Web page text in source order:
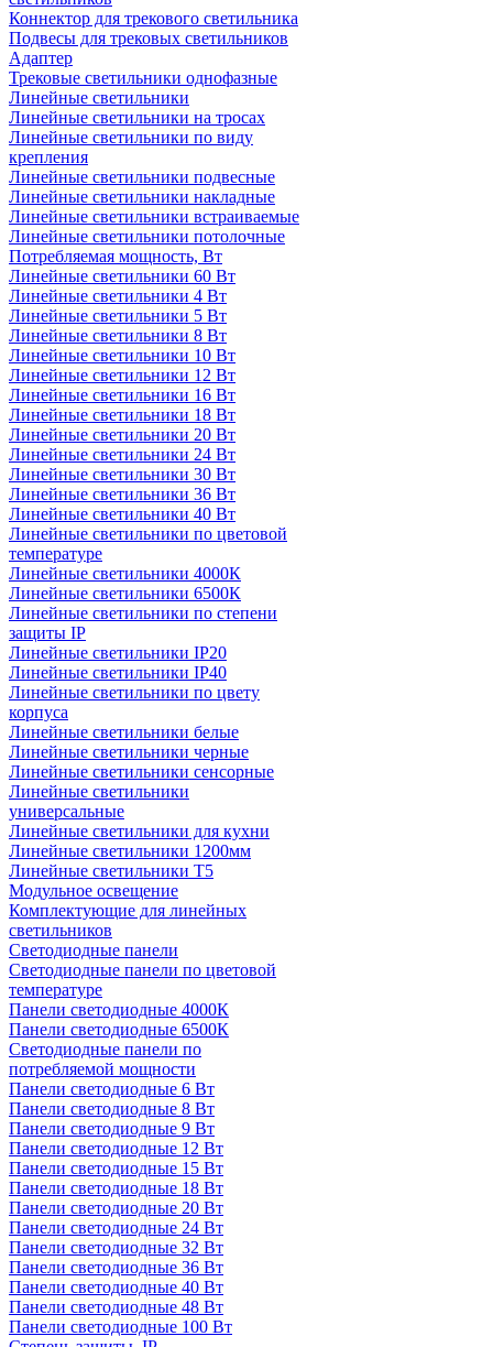
Коннектор для трекового светильника
Подвесы для трековых светильников
Адаптер
Трековые светильники однофазные
Линейные светильники
Линейные светильники на тросах
Линейные светильники по виду
крепления
Линейные светильники подвесные
Линейные светильники накладные
Линейные светильники встраиваемые
Линейные светильники потолочные
Потребляемая мощность, Вт
Линейные светильники 60 Вт
Линейные светильники 4 Вт
Линейные светильники 5 Вт
Линейные светильники 8 Вт
Линейные светильники 10 Вт
Линейные светильники 12 Вт
Линейные светильники 16 Вт
Линейные светильники 18 Вт
Линейные светильники 20 Вт
Линейные светильники 24 Вт
Линейные светильники 30 Вт
Линейные светильники 36 Вт
Линейные светильники 40 Вт
Линейные светильники по цветовой
температуре
Линейные светильники 4000К
Линейные светильники 6500К
Линейные светильники по степени
защиты IP
Линейные светильники IP20
Линейные светильники IP40
Линейные светильники по цвету
корпуса
Линейные светильники белые
Линейные светильники черные
Линейные светильники сенсорные
Линейные светильники
универсальные
Линейные светильники для кухни
Линейные светильники 1200мм
Линейные светильники Т5
Модульное освещение
Комплектующие для линейных
светильников
Светодиодные панели
Светодиодные панели по цветовой
температуре
Панели светодиодные 4000К
Панели светодиодные 6500К
Светодиодные панели по
потребляемой мощности
Панели светодиодные 6 Вт
Панели светодиодные 8 Вт
Панели светодиодные 9 Вт
Панели светодиодные 12 Вт
Панели светодиодные 15 Вт
Панели светодиодные 18 Вт
Панели светодиодные 20 Вт
Панели светодиодные 24 Вт
Панели светодиодные 32 Вт
Панели светодиодные 36 Вт
Панели светодиодные 40 Вт
Панели светодиодные 48 Вт
Панели светодиодные 100 Вт